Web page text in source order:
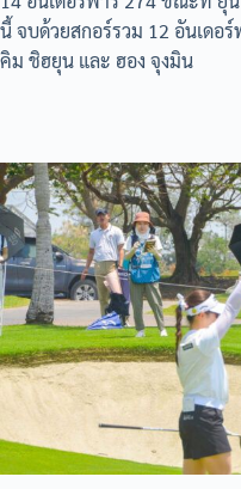
นี้ จบด้วยสกอร์รวม 12 อันเดอ
คิม ชิฮยุน และ ฮอง จุงมิน